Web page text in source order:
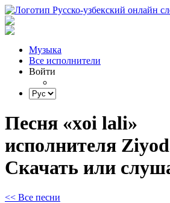
Музыка
Все исполнители
Войти
Песня «xoi lali»
исполнителя
Скачать или
<< Все песни